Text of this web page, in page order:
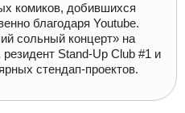
комиков, добившихся
благодаря Youtube.
сольный концерт» на
Stand-Up Club #1 и
стендап-проектов.